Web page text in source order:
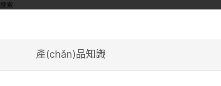
搜索
產(chǎn)品知識